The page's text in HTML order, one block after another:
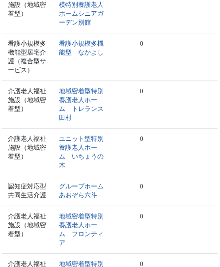
施設（地域密
着型）
模特別養護老人
ホームシニアガ
ーデン別館
看護小規模多
機能型居宅介
護（複合型サ
ービス）
看護小規模多機
能型 なかよし
0
介護老人福祉
施設（地域密
着型）
地域密着型特別
養護老人ホー
ム トレランス
田村
0
介護老人福祉
施設（地域密
着型）
ユニット型特別
養護老人ホー
ム いちょうの
木
0
認知症対応型
共同生活介護
グループホーム
あおぞら六斗
0
介護老人福祉
施設（地域密
着型）
地域密着型特別
養護老人ホー
ム フロンティ
ア
0
介護老人福祉 地域密着型特別 0